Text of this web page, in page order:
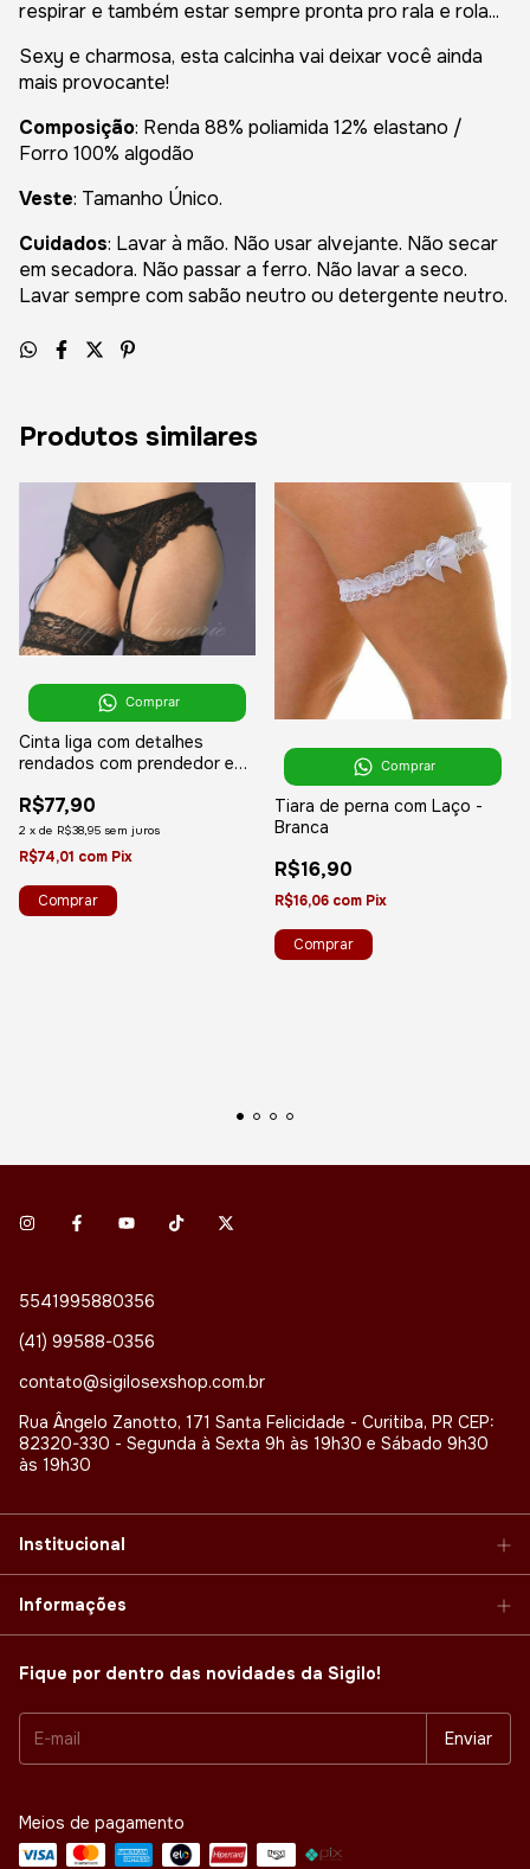
respirar e também estar sempre pronta pro rala e rola...
Sexy e charmosa, esta calcinha vai deixar você ainda
mais provocante!
Composição: Renda 88% poliamida 12% elastano /
Forro 100% algodão
Veste: Tamanho Único.
Cuidados: Lavar à mão. Não usar alvejante. Não secar
em secadora. Não passar a ferro. Não lavar a seco.
Lavar sempre com sabão neutro ou detergente neutro.
Produtos similares
Comprar
Cinta liga com detalhes
rendados com prendedor e
meia - YAFFA Lingerie
R$77,90
2 x de R$38,95 sem juros
R$74,01 com Pix
Comprar
Tiara de perna com Laço -
Branca
R$16,90
R$16,06 com Pix
5541995880356
(41) 99588-0356
contato@sigilosexshop.com.br
Rua Ângelo Zanotto, 171 Santa Felicidade - Curitiba, PR CEP:
82320-330 - Segunda à Sexta 9h às 19h30 e Sábado 9h30
às 19h30
Institucional
Informações
Fique por dentro das novidades da Sigilo!
Meios de pagamento